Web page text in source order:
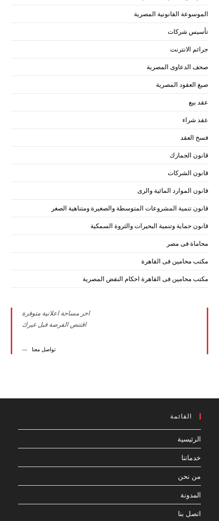
الموسوعة القانونية المصرية
تأسيس شركات
جرائم الانترنت
صحف الدعاوى المصرية
صيغ العقود المصرية
عقد بيع
عقد شراء
فسخ العقد
قانون الجمارك
قانون الشركات
قانون الموارد المائية والرى
قانون تنمية المشروعات المتوسطة والصغيرة ومتناهية الصغر
قانون حماية وتنمية البحيرات والثروة السمكية
محاماة فى مصر
مكتب محامين فى القاهرة
مكتب محامين فى القاهرة احكام النقض المصرية
اخر مساحة اعلانية متوفرة
اقتنص الفرصة قبل غيرك
تواصل معنا
القائمة
الرئيسية
خدماتنا
من نحن
المدونة
اتصل بنا